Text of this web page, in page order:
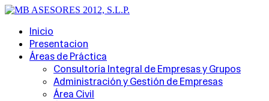
Inicio
Presentacion
Áreas de Práctica
Consultoría Integral de Empresas y Grupos
Administración y Gestión de Empresas
Área Civil